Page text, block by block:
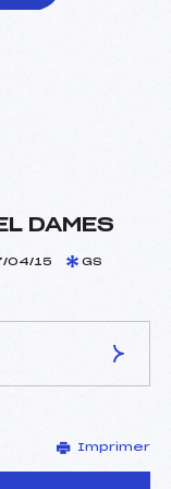
DAMES
04/15 GS
GILLIAND (SUI)
CHRISTOPHE
Imprimer